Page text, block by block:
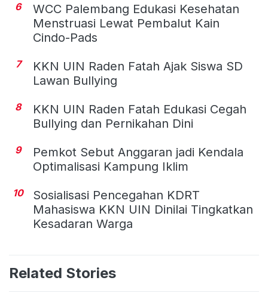
6
WCC Palembang Edukasi Kesehatan
Menstruasi Lewat Pembalut Kain
Cindo-Pads
7
KKN UIN Raden Fatah Ajak Siswa SD
Lawan Bullying
8
KKN UIN Raden Fatah Edukasi Cegah
Bullying dan Pernikahan Dini
9
Pemkot Sebut Anggaran jadi Kendala
Optimalisasi Kampung Iklim
10
Sosialisasi Pencegahan KDRT
Mahasiswa KKN UIN Dinilai Tingkatkan
Kesadaran Warga
Related Stories